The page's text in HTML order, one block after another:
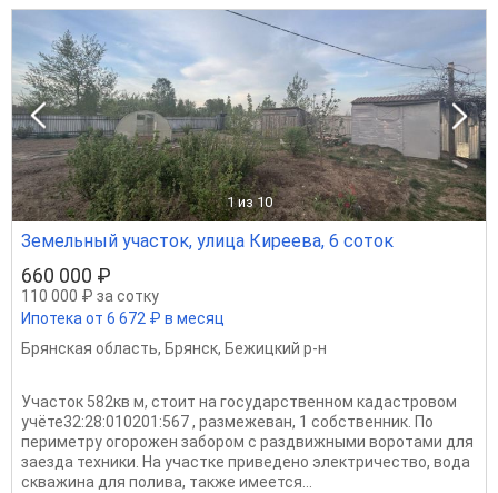
1 из 10
Земельный участок, улица Киреева, 6 соток
660 000 ₽
110 000 ₽ за сотку
Ипотека от 6 672 ₽ в месяц
Брянская область, Брянск, Бежицкий р-н
Участок 582кв м, стоит на государственном кадастровом
учёте32:28:010201:567 , размежеван, 1 собственник. По
периметру огорожен забором с раздвижными воротами для
заезда техники. На участке приведено электричество, вода
скважина для полива, также имеется...